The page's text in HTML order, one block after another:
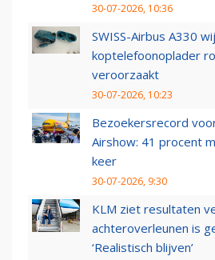
30-07-2026, 10:36
SWISS-Airbus A330
koptelefoonoplader
veroorzaakt
30-07-2026, 10:23
Bezoekersrecord
Airshow: 41 procent
keer
30-07-2026, 9:30
KLM ziet resultaten
achteroverleunen is
‘Realistisch blijven’